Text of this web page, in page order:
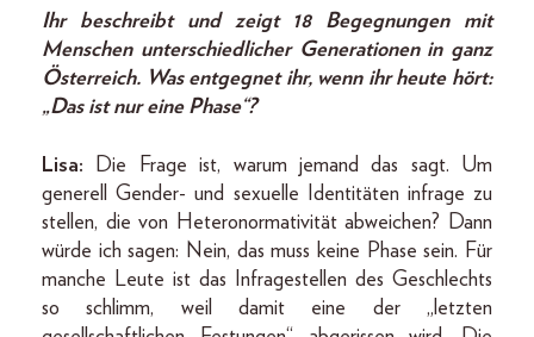
Ihr beschreibt und zeigt 18 Begegnungen mit
Menschen unterschiedlicher Generationen in ganz
Österreich. Was entgegnet ihr, wenn ihr heute hört:
„Das ist nur eine Phase“?
Lisa: Die Frage ist, warum jemand das sagt. Um
generell Gender- und sexuelle Identitäten infrage zu
stellen, die von Heteronormativität abweichen? Dann
würde ich sagen: Nein, das muss keine Phase sein. Für
manche Leute ist das Infragestellen des Geschlechts
so schlimm, weil damit eine der „letzten